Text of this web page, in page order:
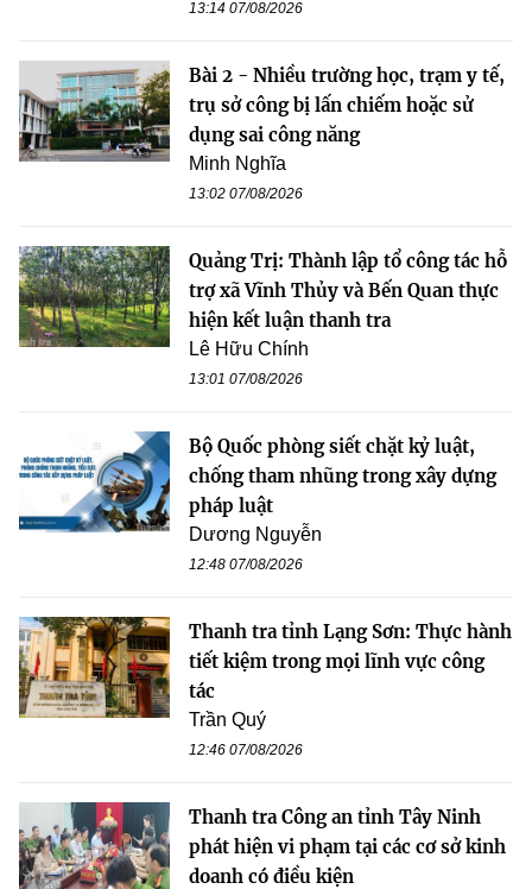
13:14 07/08/2026
Bài 2 - Nhiều trường học, trạm y tế,
trụ sở công bị lấn chiếm hoặc sử
dụng sai công năng
Minh Nghĩa
13:02 07/08/2026
Quảng Trị: Thành lập tổ công tác hỗ
trợ xã Vĩnh Thủy và Bến Quan thực
hiện kết luận thanh tra
Lê Hữu Chính
13:01 07/08/2026
Bộ Quốc phòng siết chặt kỷ luật,
chống tham nhũng trong xây dựng
pháp luật
Dương Nguyễn
12:48 07/08/2026
Thanh tra tỉnh Lạng Sơn: Thực hành
tiết kiệm trong mọi lĩnh vực công
tác
Trần Quý
12:46 07/08/2026
Thanh tra Công an tỉnh Tây Ninh
phát hiện vi phạm tại các cơ sở kinh
doanh có điều kiện